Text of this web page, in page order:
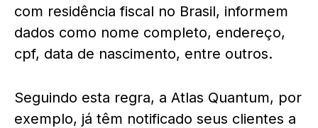
com residência fiscal no Brasil, informem
dados como nome completo, endereço,
cpf, data de nascimento, entre outros.
Seguindo esta regra, a Atlas Quantum, por
exemplo, já têm notificado seus clientes a